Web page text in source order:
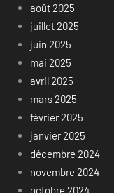
août 2025
juillet 2025
juin 2025
mai 2025
avril 2025
mars 2025
février 2025
janvier 2025
décembre 2024
novembre 2024
octobre 2024